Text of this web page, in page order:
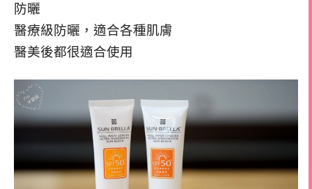
防曬
醫療級防曬，適合各種肌膚
醫美後都很適合使用